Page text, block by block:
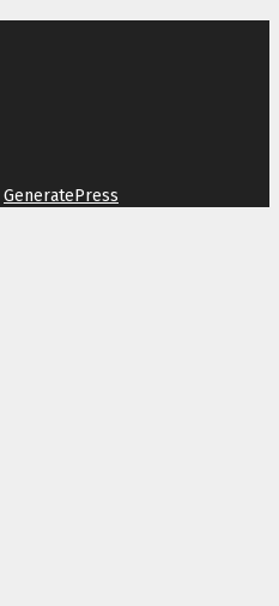
GeneratePress